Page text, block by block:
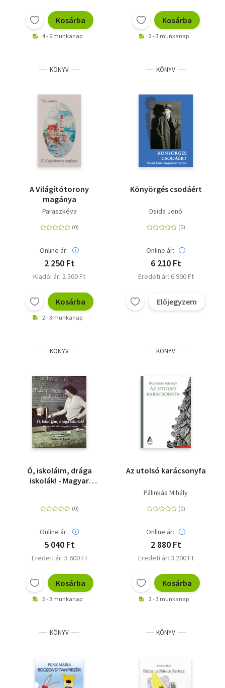
Kosárba
4 - 6 munkanap
Kosárba
2 - 3 munkanap
KÖNYV
A Világítótorony
magánya
Paraszkéva
Online ár:
2 250 Ft
Kiadói ár: 2 500 Ft
Kosárba
2 - 3 munkanap
KÖNYV
Könyörgés csodáért
Dsida Jenő
Online ár:
6 210 Ft
Eredeti ár: 6 900 Ft
Előjegyzem
KÖNYV
Ó, iskoláim, drága
iskolák! - Magyar
Online ár:
5 040 Ft
Eredeti ár: 5 600 Ft
Kosárba
2 - 3 munkanap
KÖNYV
Az utolsó karácsonyfa
Pálinkás Mihály
Online ár:
2 880 Ft
Eredeti ár: 3 200 Ft
Kosárba
2 - 3 munkanap
KÖNYV KÖNYV